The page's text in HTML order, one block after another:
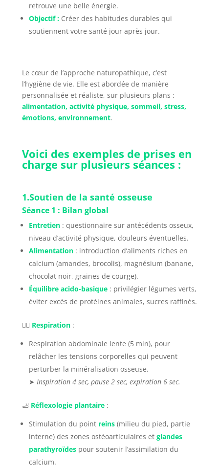
retrouve une belle énergie.
Objectif :Créer des habitudes durables qui
soutiennent votre santé jour après jour.
Le cœur de l’approche naturopathique, c’est
l’hygiène de vie. Elle est abordée de manière
personnalisée et réaliste, sur plusieurs plans :
alimentation, activité physique, sommeil, stress,
émotions, environnement.
Voici des exemples de prises en
charge sur plusieurs séances :
1.Soutien de la santé osseuse
Séance 1 : Bilan global
Entretien: questionnaire sur antécédents osseux,
niveau d’activité physique, douleurs éventuelles.
Alimentation: introduction d’aliments riches en
calcium (amandes, brocolis), magnésium (banane,
chocolat noir, graines de courge).
Équilibre acido-basique: privilégier légumes verts,
éviter excès de protéines animales, sucres raffinés.
🧘‍♂️ Respiration:
Respiration abdominale lente (5 min), pour
relâcher les tensions corporelles qui peuvent
perturber la minéralisation osseuse.
➤ Inspiration 4 sec, pause 2 sec, expiration 6 sec.
🦶 Réflexologie plantaire:
Stimulation du point reins(milieu du pied, partie
interne) des zones ostéoarticulaires et glandes
parathyroïdespour soutenir l’assimilation du
calcium.